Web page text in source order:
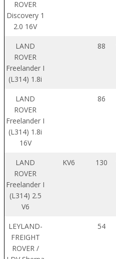
ROVER
Discovery 1
2.0 16V
LAND
ROVER
Freelander I
(L314) 1.8i
88
LAND
ROVER
Freelander I
(L314) 1.8i
16V
86
LAND
ROVER
Freelander I
(L314) 2.5
V6
KV6 130
LEYLAND-
FREIGHT
ROVER /
54